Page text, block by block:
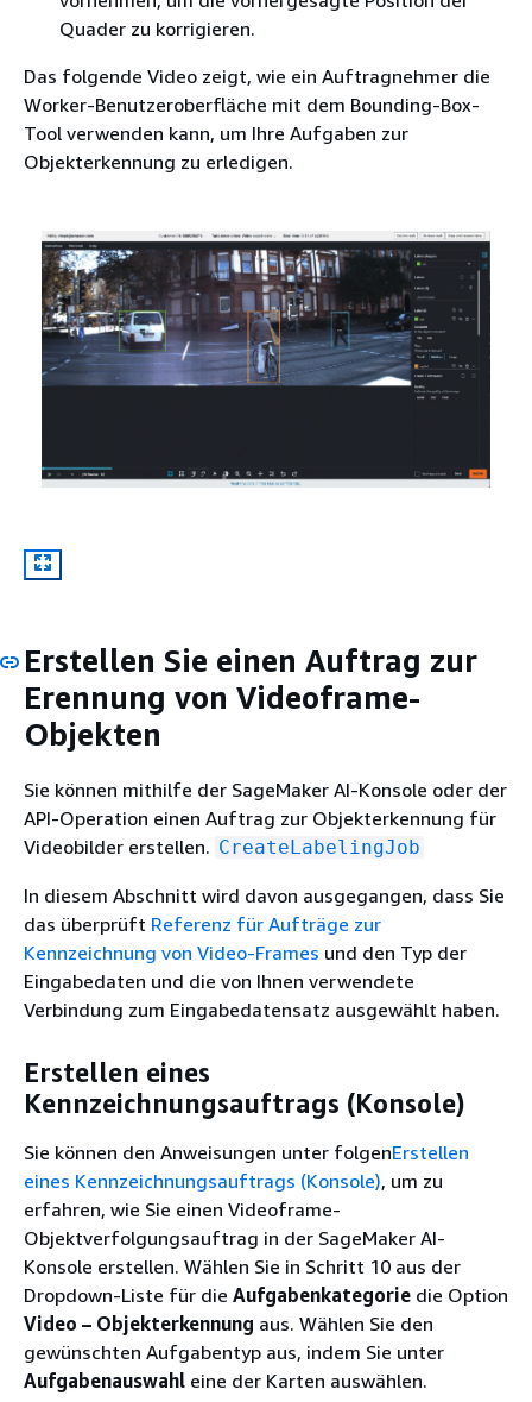
Quader zu korrigieren.
Das folgende Video zeigt, wie ein Auftragnehmer die
Worker-Benutzeroberfläche mit dem Bounding-Box-
Tool verwenden kann, um Ihre Aufgaben zur
Objekterkennung zu erledigen.
Erstellen Sie einen Auftrag zur
Erennung von Videoframe-
Objekten
Sie können mithilfe der SageMaker AI-Konsole oder der
API-Operation einen Auftrag zur Objekterkennung für
Videobilder erstellen. CreateLabelingJob
In diesem Abschnitt wird davon ausgegangen, dass Sie
das überprüft Referenz für Aufträge zur
Kennzeichnung von Video-Frames und den Typ der
Eingabedaten und die von Ihnen verwendete
Verbindung zum Eingabedatensatz ausgewählt haben.
Erstellen eines
Kennzeichnungsauftrags (Konsole)
Sie können den Anweisungen unter folgenErstellen
eines Kennzeichnungsauftrags (Konsole), um zu
erfahren, wie Sie einen Videoframe-
Objektverfolgungsauftrag in der SageMaker AI-
Konsole erstellen. Wählen Sie in Schritt 10 aus der
Dropdown-Liste für die Aufgabenkategorie die Option
Video – Objekterkennung aus. Wählen Sie den
gewünschten Aufgabentyp aus, indem Sie unter
Aufgabenauswahl eine der Karten auswählen.